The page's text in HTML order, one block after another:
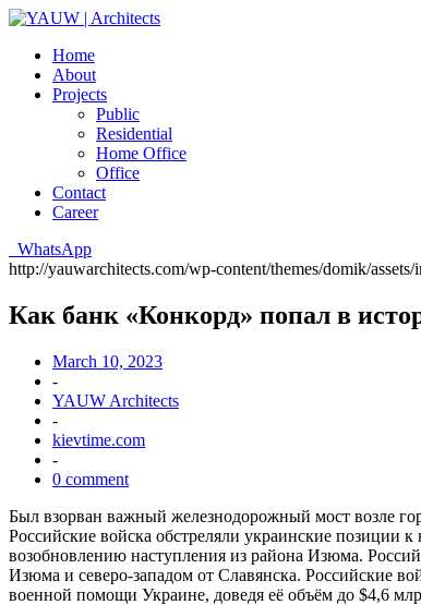
Home
About
Projects
Public
Residential
Home Office
Office
Contact
Career
WhatsApp
http://yauwarchitects.com/wp-content/themes/domik/
Как банк «Конкорд» попал в
March 10, 2023
-
YAUW Architects
-
kievtime.com
-
0 comment
Был взорван важный железнодорожный мост возле
Российские войска обстреляли украинские
возобновлению наступления из района Изюма.
Изюма и северо-западом от Славянска. Российские
военной помощи Украине, доведя её объём до $4,6